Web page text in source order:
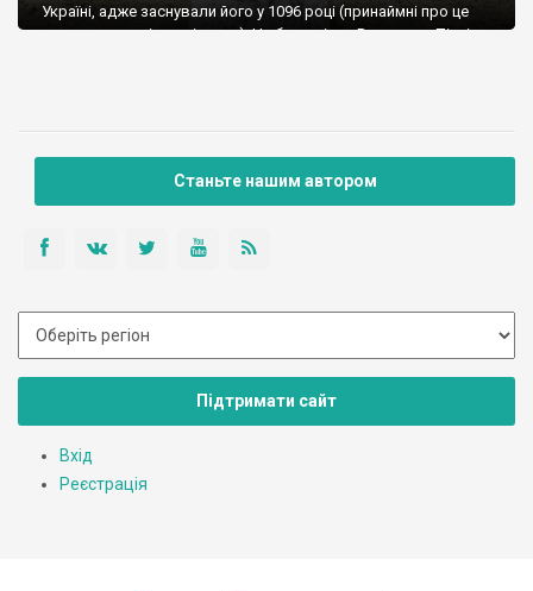
Україні, адже заснували його у 1096 році (принаймні про це
говорять деякі дослідники). Це було місто Ворониця. Пізніше
Станьте нашим автором
Підтримати сайт
Вхід
Реєстрація